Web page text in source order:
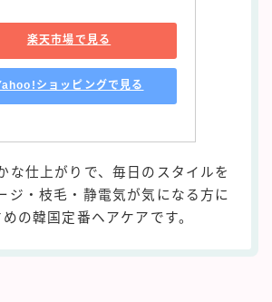
楽天市場で見る
ショッピングで見る
な仕上がりで、毎日のスタイルを
ジ・枝毛・静電気が気になる方に
の韓国定番ヘアケアです。